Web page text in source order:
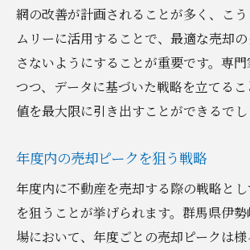
網の改善が計画されることが多く、こ
ムリーに活用することで、最適な売却
さないようにすることが重要です。専
つつ、データに基づいた戦略を立てる
値を最大限に引き出すことができるでし
年度内の売却ピークを狙う戦略
年度内に不動産を売却する際の戦略と
を狙うことが挙げられます。群馬県伊
場において、年度ごとの売却ピークは